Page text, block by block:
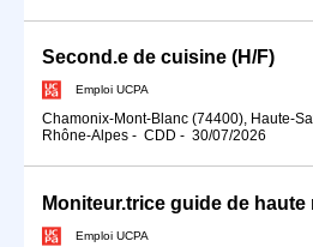
Second.e de cuisine (H/F)
Emploi UCPA
Chamonix-Mont-Blanc (74400), Haute-
Rhône-Alpes - CDD - 30/07/2026
Moniteur.trice guide de haute
Emploi UCPA